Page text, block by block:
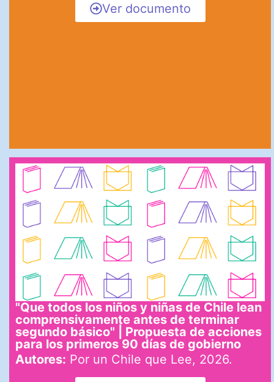
Ver documento
"Que todos los niños y niñas de Chile lean
comprensivamente antes de terminar
segundo básico" | Propuesta de acciones
para los primeros 90 días de gobierno
Autores: Por un Chile que Lee, 2026.